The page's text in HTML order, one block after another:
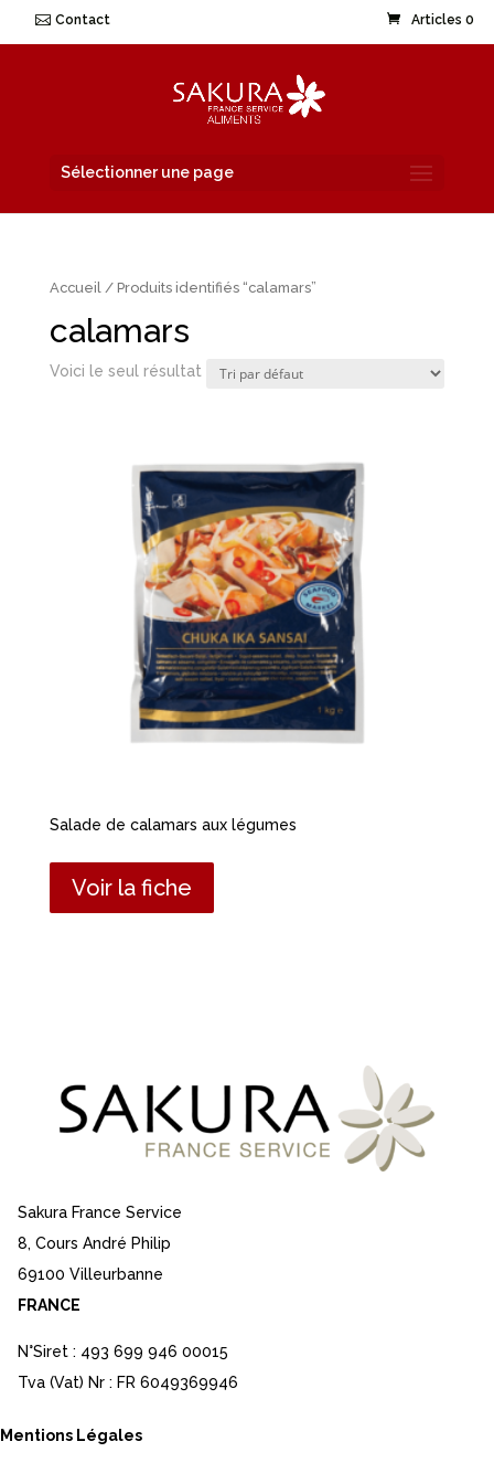
Contact Articles 0
Sélectionner une page
Accueil/ Produits identifiés “calamars”
calamars
Voici le seul résultat
Salade de calamars aux légumes
Voir la fiche
Sakura France Service
8, Cours André Philip
69100 Villeurbanne
FRANCE
N°Siret : 493 699 946 00015
Tva (Vat) Nr : FR 6049369946
Mentions Légales